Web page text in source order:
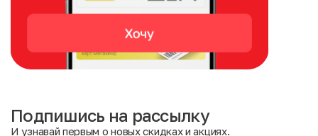
Подпишись на рассылку
И узнавай первым о новых скидках и акциях.